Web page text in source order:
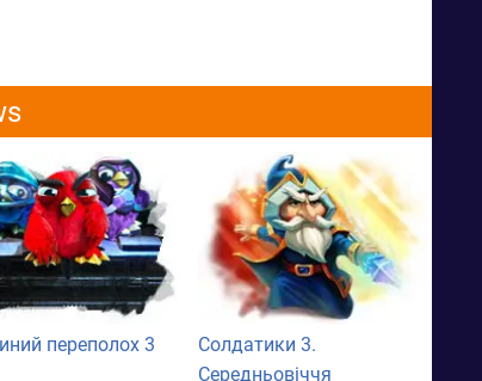
переполох 3
Солдатики 3.
Середньовіччя